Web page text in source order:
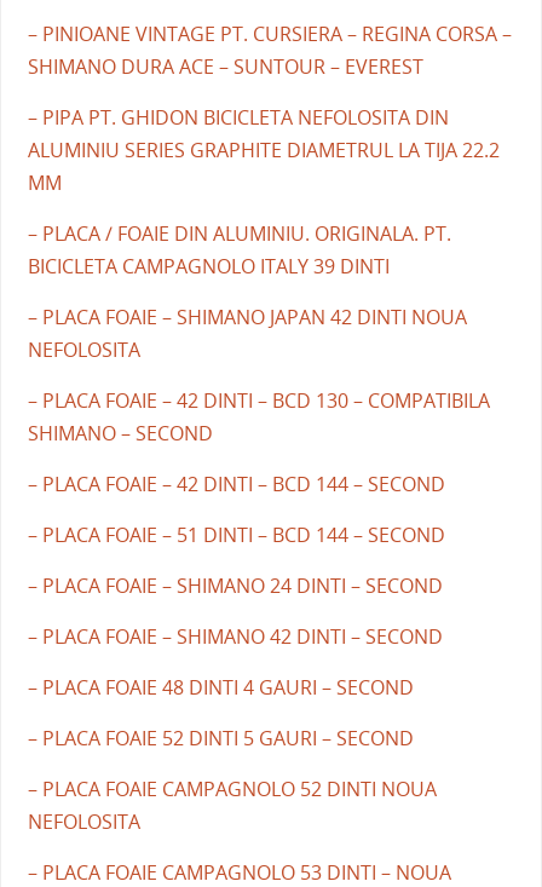
– PINIOANE VINTAGE PT. CURSIERA – REGINA CORSA –
SHIMANO DURA ACE – SUNTOUR – EVEREST
– PIPA PT. GHIDON BICICLETA NEFOLOSITA DIN
ALUMINIU SERIES GRAPHITE DIAMETRUL LA TIJA 22.2
MM
– PLACA / FOAIE DIN ALUMINIU. ORIGINALA. PT.
BICICLETA CAMPAGNOLO ITALY 39 DINTI
– PLACA FOAIE – SHIMANO JAPAN 42 DINTI NOUA
NEFOLOSITA
– PLACA FOAIE – 42 DINTI – BCD 130 – COMPATIBILA
SHIMANO – SECOND
– PLACA FOAIE – 42 DINTI – BCD 144 – SECOND
– PLACA FOAIE – 51 DINTI – BCD 144 – SECOND
– PLACA FOAIE – SHIMANO 24 DINTI – SECOND
– PLACA FOAIE – SHIMANO 42 DINTI – SECOND
– PLACA FOAIE 48 DINTI 4 GAURI – SECOND
– PLACA FOAIE 52 DINTI 5 GAURI – SECOND
– PLACA FOAIE CAMPAGNOLO 52 DINTI NOUA
NEFOLOSITA
– PLACA FOAIE CAMPAGNOLO 53 DINTI – NOUA